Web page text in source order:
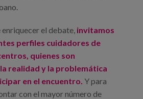
el debate, invitamos
perfiles cuidadores de
quienes son
realidad y la problemática
en el encuentro. Y para
con el mayor número de